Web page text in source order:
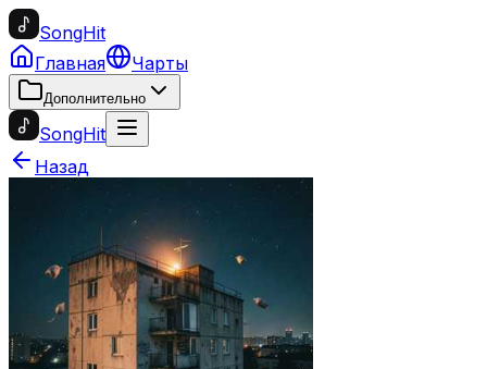
SongHit
Главная
Чарты
Дополнительно
SongHit
Назад